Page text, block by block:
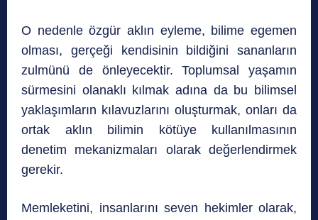
O nedenle özgür aklın eyleme, bilime egemen
olması, gerçeği kendisinin bildiğini sananların
zulmünü de önleyecektir. Toplumsal yaşamın
sürmesini olanaklı kılmak adına da bu bilimsel
yaklaşımların kılavuzlarını oluşturmak, onları da
ortak aklın bilimin kötüye kullanılmasının
denetim mekanizmaları olarak değerlendirmek
gerekir.
Memleketini, insanlarını seven hekimler olarak,